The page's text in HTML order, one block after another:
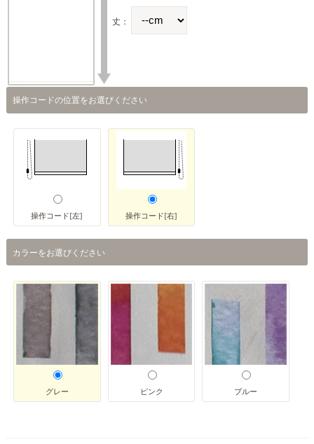
丈：
操作コードの位置をお選びください
操作コード[左] 操作コード[右]
カラーをお選びください
グレー ピンク ブルー